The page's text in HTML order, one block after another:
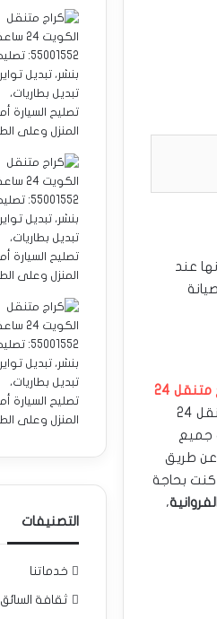
عند
كراج متنقل 24
. يضمن لك كراجنا الراحة والسرعة في الحصول على الصيانة اللازمة. حيث نوفر لك تصليح سيارات متنقل 24
جميع
عن طريق
كنت بحاجة
،
التصنيفات
خدماتنا
ثقافة السائق